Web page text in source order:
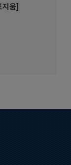
지움]